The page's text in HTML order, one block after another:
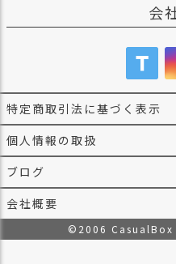
会
特定商取引法に基づく表示
個人情報の取扱
ブログ
会社概要
©2006 CasualBox